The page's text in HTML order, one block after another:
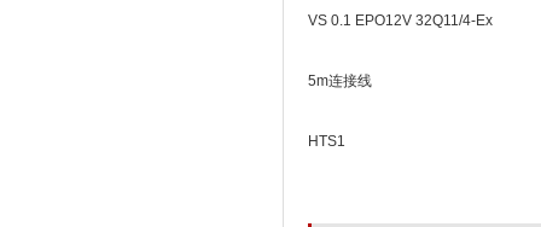
VS 0.1 EPO12V 32Q11/4-Ex
5m连接线
HTS1